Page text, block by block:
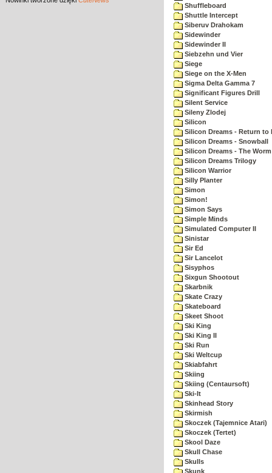
Shuffleboard
Shuttle Intercept
Siberuv Drahokam
Sidewinder
Sidewinder II
Siebzehn und Vier
Siege
Siege on the X-Men
Sigma Delta Gamma 7
Significant Figures Drill
Silent Service
Sileny Zlodej
Silicon
Silicon Dreams - Return to
Silicon Dreams - Snowball
Silicon Dreams - The
Silicon Dreams Trilogy
Silicon Warrior
Silly Planter
Simon
Simon!
Simon Says
Simple Minds
Simulated Computer II
Sinistar
Sir Ed
Sir Lancelot
Sisyphos
Sixgun Shootout
Skarbnik
Skate Crazy
Skateboard
Skeet Shoot
Ski King
Ski King II
Ski Run
Ski Weltcup
Skiabfahrt
Skiing
Skiing (Centaursoft)
Ski-It
Skinhead Story
Skirmish
Skoczek (Tajemnice Atari)
Skoczek (Tertet)
Skool Daze
Skull Chase
Skulls
Skunk